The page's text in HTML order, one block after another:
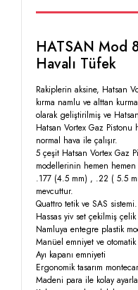
HATSAN Mod
Havalı Tüfek
Rakiplerin aksine, Hatsan
kırma namlu ve alttan
olarak geliştirilmiş ve
Hatsan Vortex Gaz
normal hava ile çalışır.
5 çeşit Hatsan Vortex Gaz
modellerinin hemen
.177 (4.5 mm) , .22 ( 5.5
mevcuttur.
Quattro tetik ve SAS sistemi.
Hassas yiv set çekilmiş
Namluya entegre plastik
Manüel emniyet ve
Ayı kapanı emniyeti
Ergonomik tasarım
Madeni para ile kolay